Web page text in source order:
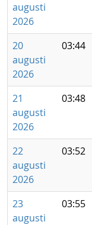
augusti
2026
20
augusti
2026
03:44
21
augusti
2026
03:48
22
augusti
2026
03:52
23
augusti
03:55